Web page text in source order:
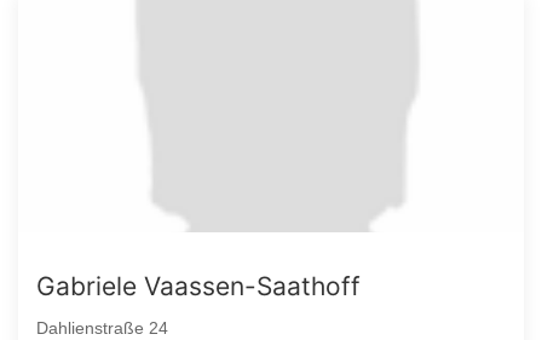
Gabriele Vaassen-Saathoff
Dahlienstraße 24